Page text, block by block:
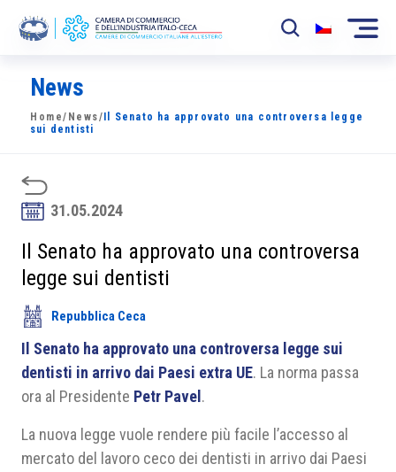
La Camera
News
Sviluppo Mercato
Soci
Partner
Progetti
Area riservata
News
Home/ News/ Il Senato ha approvato una controversa legge
sui dentisti
31.05.2024
Il Senato ha approvato una controversa
legge sui dentisti
Repubblica Ceca
Il Senato ha approvato una controversa legge sui
dentisti in arrivo dai Paesi extra UE. La norma passa
ora al Presidente Petr Pavel .
La nuova legge vuole rendere più facile l’accesso al
mercato del lavoro ceco dei dentisti in arrivo dai Paesi